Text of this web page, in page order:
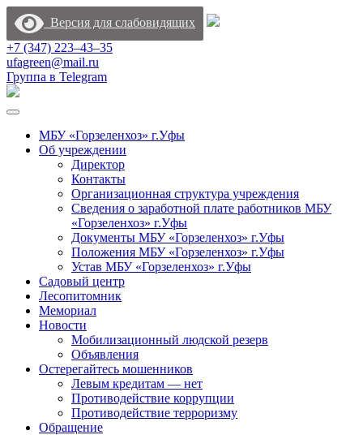
Версия для слабовидящих
+7 (347) 223‒43‒35
ufagreen@mail.ru
Группа в Telegram
МБУ «Горзеленхоз» г.Уфы
Об учреждении
Директор
Контакты
Организационная структура учреждения
Сведения о заработной плате работников МБУ
«Горзеленхоз» г.Уфы
Документы МБУ «Горзеленхоз» г.Уфы
Положения МБУ «Горзеленхоз» г.Уфы
Устав МБУ «Горзеленхоз» г.Уфы
Садовый центр
Лесопитомник
Мемориал
Новости
Мобилизационный людской резерв
Объявления
Остерегайтесь мошенников
Левым кредитам — нет
Противодействие коррупции
Противодействие терроризму
Обращение